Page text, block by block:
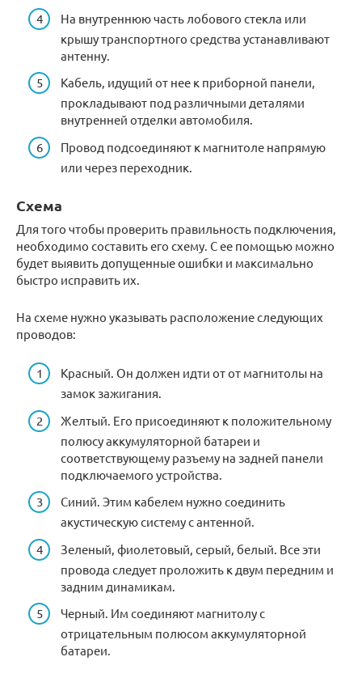
На внутреннюю часть лобового стекла или
крышу транспортного средства устанавливают
антенну.
Кабель, идущий от нее к приборной панели,
прокладывают под различными деталями
внутренней отделки автомобиля.
Провод подсоединяют к магнитоле напрямую
или через переходник.
Схема
Для того чтобы проверить правильность подключения,
необходимо составить его схему. С ее помощью можно
будет выявить допущенные ошибки и максимально
быстро исправить их.
На схеме нужно указывать расположение следующих
проводов:
Красный. Он должен идти от от магнитолы на
замок зажигания.
Желтый. Его присоединяют к положительному
полюсу аккумуляторной батареи и
соответствующему разъему на задней панели
подключаемого устройства.
Синий. Этим кабелем нужно соединить
акустическую систему с антенной.
Зеленый, фиолетовый, серый, белый. Все эти
провода следует проложить к двум передним и
задним динамикам.
Черный. Им соединяют магнитолу с
отрицательным полюсом аккумуляторной
батареи.